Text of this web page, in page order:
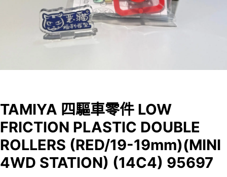
TAMIYA 四驅車零件 LOW
FRICTION PLASTIC DOUBLE
ROLLERS (RED/19-19mm)(MINI
4WD STATION) (14C4) 95697